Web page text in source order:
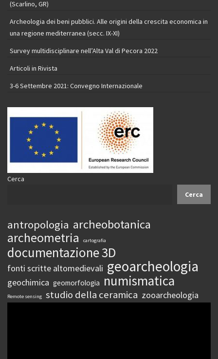
(Scarlino, GR)
Archeologia dei beni pubblici. Alle origini della crescita economica in
una regione mediterranea (secc. IX-XI)
Survey multidisciplinare nell’Alta Val di Pecora 2022
Articoli in Rivista
3-6 Settembre 2021: Convegno Internazionale
Cerca
Cerca
antropologia archeobotanica
archeometria cartografia
documentazione 3D
fonti scritte altomedievali geoarcheologia
geochimica geomorfologia numismatica
Remote sensing studio della ceramica zooarcheologia